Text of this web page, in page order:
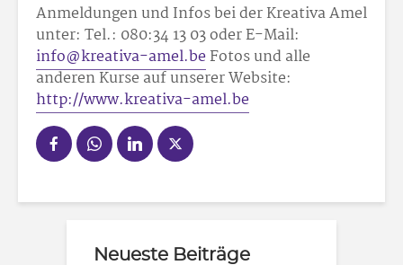
Anmeldungen und Infos bei der Kreativa Amel
unter: Tel.: 080:34 13 03 oder E-Mail:
info@kreativa-amel.beFotos und alle
anderen Kurse auf unserer Website:
http://www.kreativa-amel.be
Neueste Beiträge